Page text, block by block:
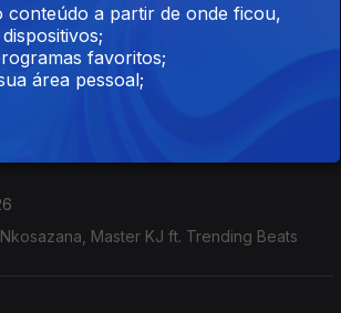
Ngizoba Khona – uNkosazana, Master KJ ft. Trending Beats
conteúdo a partir de onde ficou,
favoritos;
área pessoal;